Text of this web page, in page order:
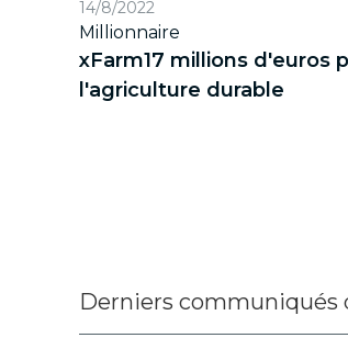
14/8/2022
Millionnaire
xFarm17 millions d'euros
l'agriculture durable
Derniers communiqués